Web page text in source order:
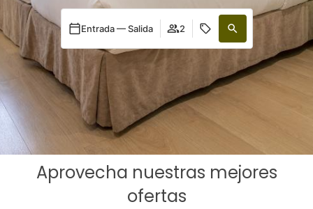
Entrada — Salida 2
Aprovecha nuestras mejores
ofertas